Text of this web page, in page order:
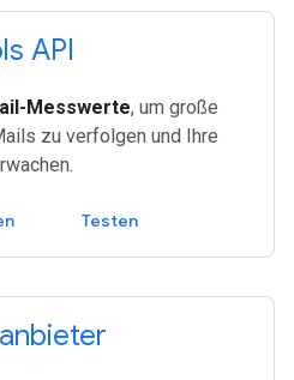
API
Messwerte, um große
zu verfolgen und Ihre
Testen